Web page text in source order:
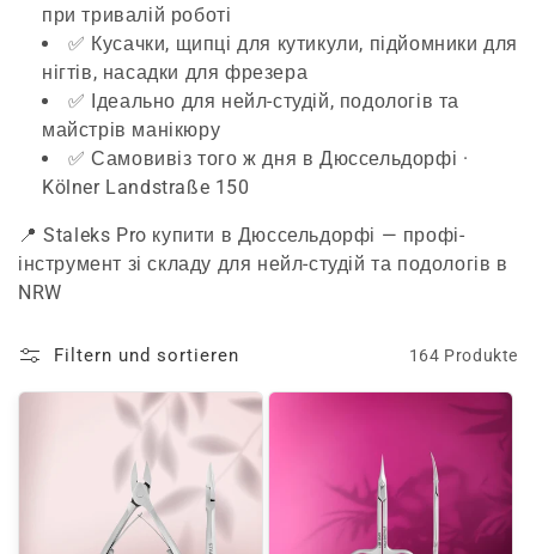
при тривалій роботі
✅ Кусачки, щипці для кутикули, підйомники для
нігтів, насадки для фрезера
✅ Ідеально для нейл-студій, подологів та
майстрів манікюру
✅ Самовивіз того ж дня в Дюссельдорфі ·
Kölner Landstraße 150
📍 Staleks Pro купити в Дюссельдорфі — профі-
інструмент зі складу для нейл-студій та подологів в
NRW
Filtern und sortieren 164 Produkte